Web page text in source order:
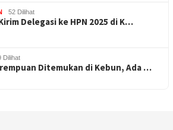
52 Dilihat
Delegasi ke HPN 2025 di K…
Dilihat
Ditemukan di Kebun, Ada …